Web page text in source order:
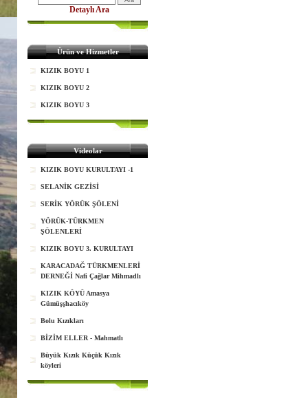
Detaylı Ara
Ürün ve Hizmetler
KIZIK BOYU 1
KIZIK BOYU 2
KIZIK BOYU 3
Videolar
KIZIK BOYU KURULTAYI -1
SELANİK GEZİSİ
SERİK YÖRÜK ŞÖLENİ
YÖRÜK-TÜRKMEN
ŞÖLENLERİ
KIZIK BOYU 3. KURULTAYI
KARACADAĞ TÜRKMENLERİ
DERNEĞİ Nafi Çağlar Mihmadlı
KIZIK KÖYÜ Amasya
Gümüşşhacıköy
Bolu Kızıkları
BİZİM ELLER - Mahmatlı
Büyük Kızık Küçük Kızık
köyleri